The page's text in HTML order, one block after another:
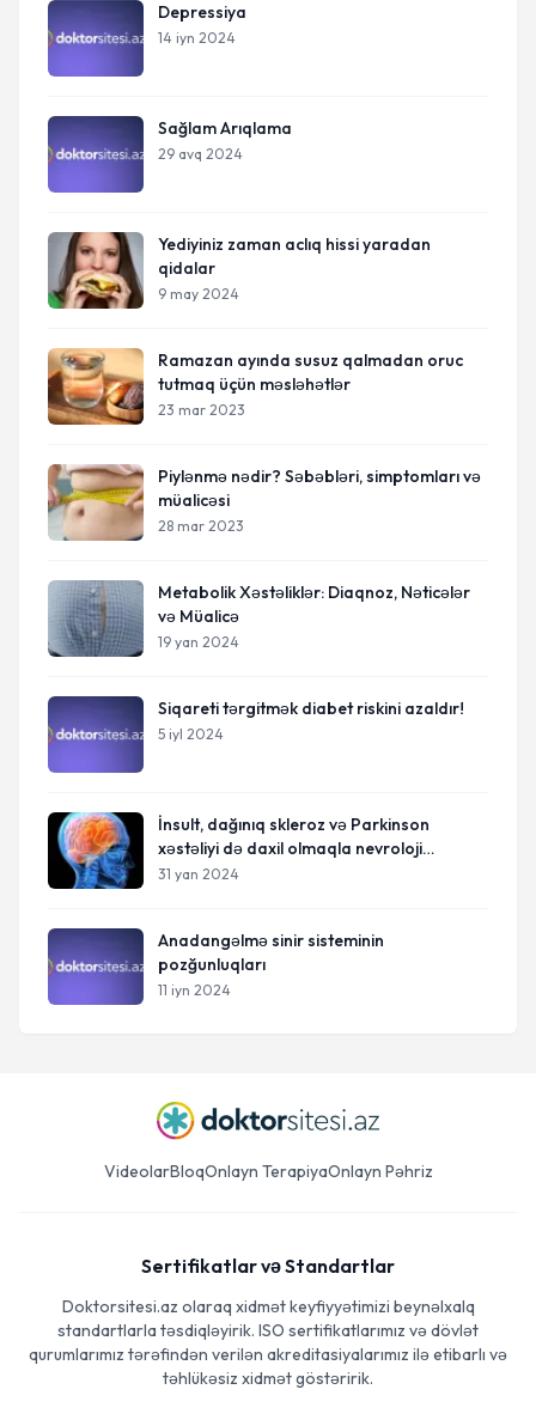
Depressiya
14 iyn 2024
Sağlam Arıqlama
29 avq 2024
Yediyiniz zaman aclıq hissi yaradan
qidalar
9 may 2024
Ramazan ayında susuz qalmadan oruc
tutmaq üçün məsləhətlər
23 mar 2023
Piylənmə nədir? Səbəbləri, simptomları və
müalicəsi
28 mar 2023
Metabolik Xəstəliklər: Diaqnoz, Nəticələr
və Müalicə
19 yan 2024
Siqareti tərgitmək diabet riskini azaldır!
5 iyl 2024
İnsult, dağınıq skleroz və Parkinson
xəstəliyi də daxil olmaqla nevroloji
pozğunluqlar
31 yan 2024
Anadangəlmə sinir sisteminin
pozğunluqları
11 iyn 2024
VideolarBloqOnlayn TerapiyaOnlayn Pəhriz
Sertifikatlar və Standartlar
Doktorsitesi.az olaraq xidmət keyfiyyətimizi beynəlxalq
standartlarla təsdiqləyirik. ISO sertifikatlarımız və dövlət
qurumlarımız tərəfindən verilən akreditasiyalarımız ilə etibarlı və
təhlükəsiz xidmət göstəririk.